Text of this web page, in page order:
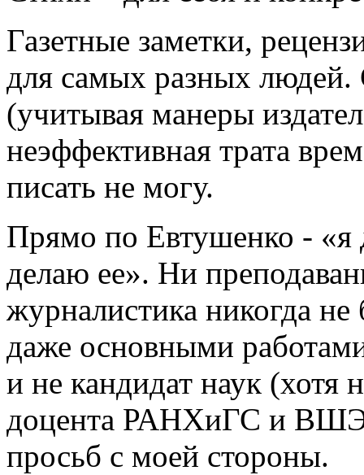
Газетные заметки,
для самых разных людей.
(учитывая манеры
неэффективная трата
писать не могу.
Прямо по Евтушенко - «я
делаю ее». Ни
журналистика никогда
даже основными
и не кандидат наук (хотя
доцента РАНХиГС и
просьб с моей стороны.